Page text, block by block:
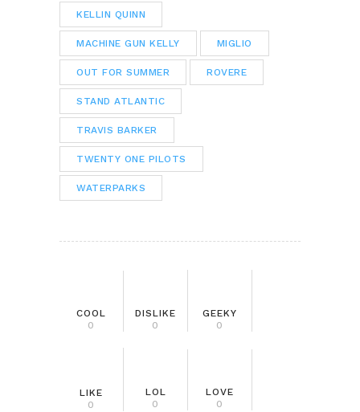
KELLIN QUINN
MACHINE GUN KELLY MIGLIO
OUT FOR SUMMER ROVERE
STAND ATLANTIC
TRAVIS BARKER
TWENTY ONE PILOTS
WATERPARKS
COOL
0
DISLIKE
0
GEEKY
0
LIKE
0
LOL
0
LOVE
0